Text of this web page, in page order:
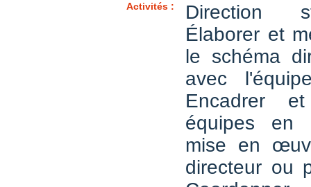
Activités :
Direction
Élaborer et
le schéma
avec
Encadrer
équipes en
mise en
directeur ou